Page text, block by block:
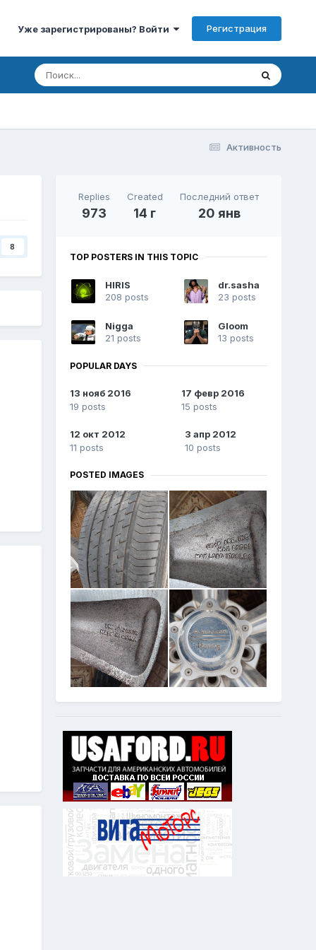
Уже зарегистрированы? Войти Регистрация
Активность
8
Replies
973
Created
14 г
Последний ответ
20 янв
TOP POSTERS IN THIS TOPIC
HIRIS
208 posts
dr.sasha
23 posts
Nigga
21 posts
Gloom
13 posts
POPULAR DAYS
13 нояб 2016
19 posts
17 февр 2016
15 posts
12 окт 2012
11 posts
3 апр 2012
10 posts
POSTED IMAGES